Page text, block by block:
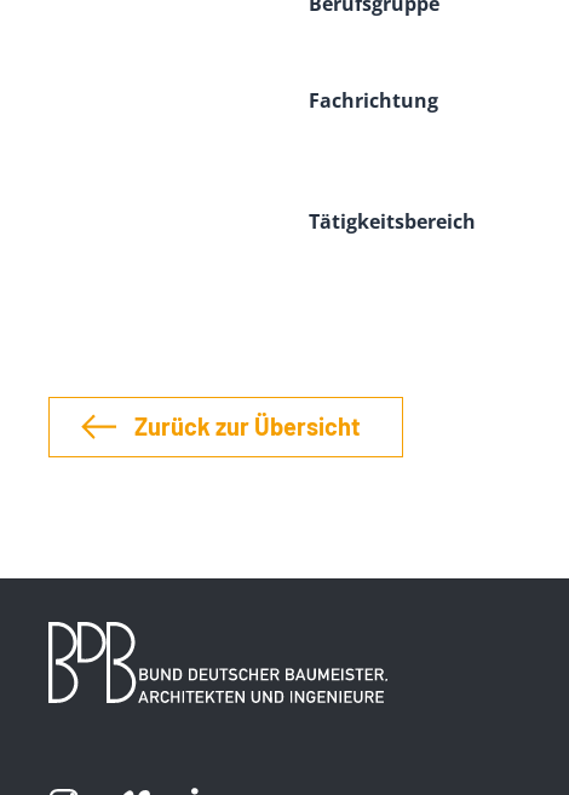
Fachrichtung
Tätigkeitsbereich
Zurück zur Übersicht